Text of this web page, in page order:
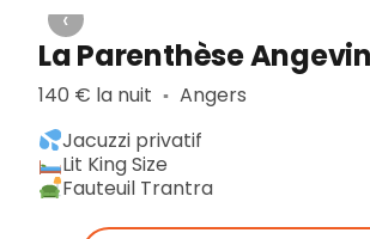
‹
La Parenthèse
140 € la nuit ▪︎ Angers
Jacuzzi privatif
Lit King Size
Fauteuil Trantra